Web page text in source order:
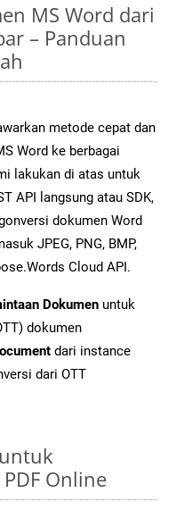
MS Word dari
– Panduan
metode cepat dan
Word ke berbagai
lakukan di atas untuk
API langsung atau SDK,
dokumen Word
JPEG, PNG, BMP,
Cloud API.
Dokumen untuk
dokumen
dari instance
dari OTT
Online